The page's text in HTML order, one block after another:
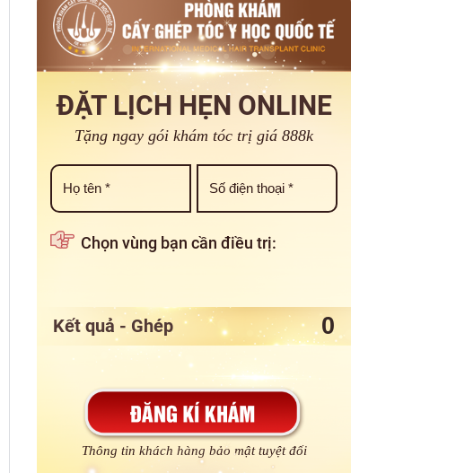
ĐẶT LỊCH HẸN ONLINE
Tặng ngay gói khám tóc trị giá 888k
Chọn vùng bạn cần điều trị:
Kết quả - Ghép
Thông tin khách hàng bảo mật tuyệt đối